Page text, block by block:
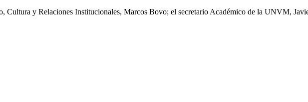
Cultura y Relaciones Institucionales, Marcos Bovo; el secretario Académico de la UNVM,